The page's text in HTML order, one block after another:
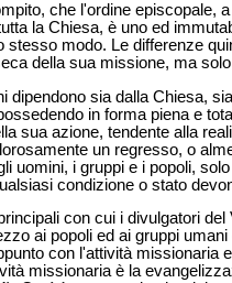
che l'ordine episcopale,
la Chiesa, è uno ed
stesso modo. Le differenze
della sua missione, ma
dipendono sia dalla Chiesa,
in forma piena e
sua azione, tendente alla
un regresso, o
uomini, i gruppi e i popoli,
condizione o stato
con cui i divulgatori
ai popoli ed ai gruppi
con l'attività missionaria
missionaria è la